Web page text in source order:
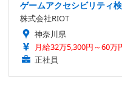
ゲームアクセシビリティ
株式会社RIOT
神奈川県
月給32万5,300円～60万
正社員